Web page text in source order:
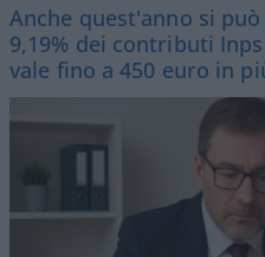
Anche quest'anno si
9,19% dei contributi
vale fino a 450 euro in